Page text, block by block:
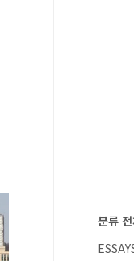
분류